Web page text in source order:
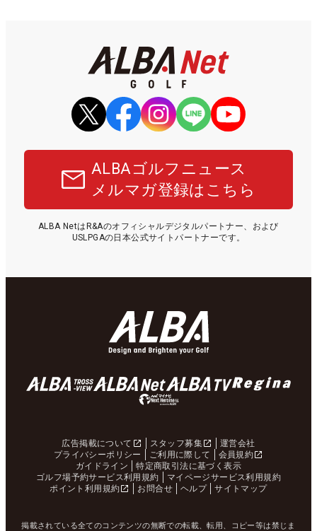
ALBAゴルフニュース
メルマガ登録はこちら
ALBA NetはR&Aのオフィシャルデジタルパートナー、および
USLPGAの日本公式サイトパートナーです。
広告掲載について スタッフ募集
運営会社
プライバシーポリシー
ご利用に際して
会員規約
ガイドライン
特定商取引法に基づく表示
ゴルフ場予約サービス利用規約
マイページサービス利用規約
ポイント利用規約
お問合せ ヘルプ サイトマップ
掲載されている全てのコンテンツの無断での転載、転用、コピー等は禁じま